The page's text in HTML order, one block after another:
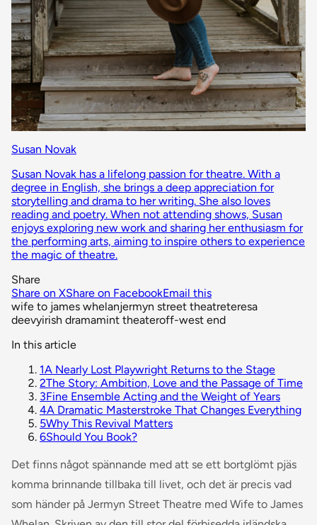
Susan Novak
Susan Novak has a lifelong passion for theatre. With a
degree in English, she brings a deep appreciation for
storytelling and drama to her writing. She also loves
reading and poetry. When not attending shows, Susan
enjoys exploring new work and sharing her enthusiasm for
the performing arts, aiming to inspire others to experience
the magic of theatre.
Share
Share on XShare on FacebookEmail this
wife to james whelanjermyn street theatreteresa
deevyirish dramamint theateroff-west end
In this article
1A Nearly Lost Playwright Returns to the Stage
2The Story: Ambition, Love and the Passage of Time
3Fine Ensemble Acting and the Weight of Years
4A Dramatic Masterstroke That Changes Everything
5Why This Revival Matters
6Should You Book?
Det finns något spännande med att se ett bortglömt pjäs
komma brinnande tillbaka till livet, och det är precis vad
som händer på Jermyn Street Theatre med Wife to James